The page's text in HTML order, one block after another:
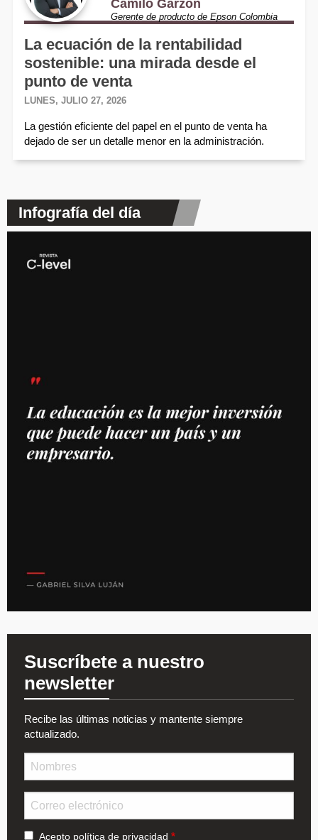
Camilo Garzón
Gerente de producto de Epson Colombia
La ecuación de la rentabilidad
sostenible: una mirada desde el
punto de venta
LUNES, JULIO 27, 2026
La gestión eficiente del papel en el punto de venta ha
dejado de ser un detalle menor en la administración.
Infografía del día
Suscríbete a nuestro
newsletter
Recibe las últimas noticias y mantente siempre
actualizado.
Acepto política de privacidad